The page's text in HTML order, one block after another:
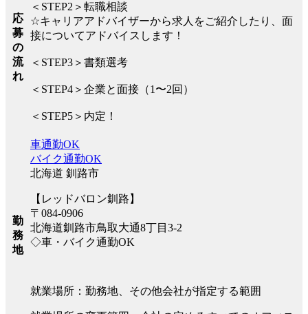
応
募
の
流
れ
＜STEP2＞転職相談
☆キャリアアドバイザーから求人をご紹介したり、面
接についてアドバイスします！
＜STEP3＞書類選考
＜STEP4＞企業と面接（1〜2回）
＜STEP5＞内定！
勤
務
地
車通勤OK
バイク通勤OK
北海道 釧路市
【レッドバロン釧路】
〒084-0906
北海道釧路市鳥取大通8丁目3-2
◇車・バイク通勤OK
就業場所：勤務地、その他会社が指定する範囲